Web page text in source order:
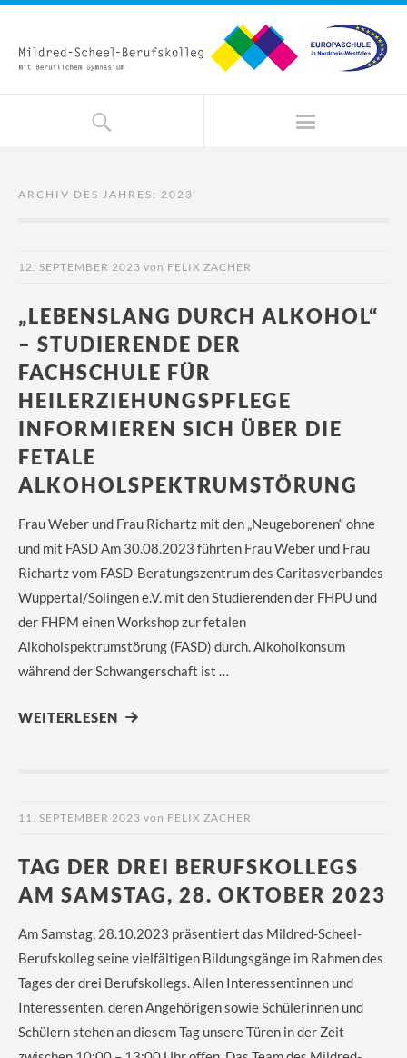
ARCHIV DES JAHRES: 2023
12. SEPTEMBER 2023 von FELIX ZACHER
„LEBENSLANG DURCH ALKOHOL“
– STUDIERENDE DER
FACHSCHULE FÜR
HEILERZIEHUNGSPFLEGE
INFORMIEREN SICH ÜBER DIE
FETALE
ALKOHOLSPEKTRUMSTÖRUNG
Frau Weber und Frau Richartz mit den „Neugeborenen“ ohne
und mit FASD Am 30.08.2023 führten Frau Weber und Frau
Richartz vom FASD-Beratungszentrum des Caritasverbandes
Wuppertal/Solingen e.V. mit den Studierenden der FHPU und
der FHPM einen Workshop zur fetalen
Alkoholspektrumstörung (FASD) durch. Alkoholkonsum
während der Schwangerschaft ist …
WEITERLESEN
11. SEPTEMBER 2023 von FELIX ZACHER
TAG DER DREI BERUFSKOLLEGS
AM SAMSTAG, 28. OKTOBER 2023
Am Samstag, 28.10.2023 präsentiert das Mildred-Scheel-
Berufskolleg seine vielfältigen Bildungsgänge im Rahmen des
Tages der drei Berufskollegs. Allen Interessentinnen und
Interessenten, deren Angehörigen sowie Schülerinnen und
Schülern stehen an diesem Tag unsere Türen in der Zeit